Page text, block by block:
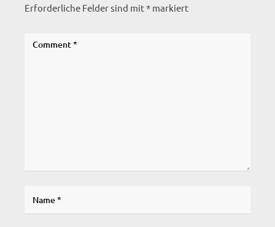
Erforderliche Felder sind mit* markiert